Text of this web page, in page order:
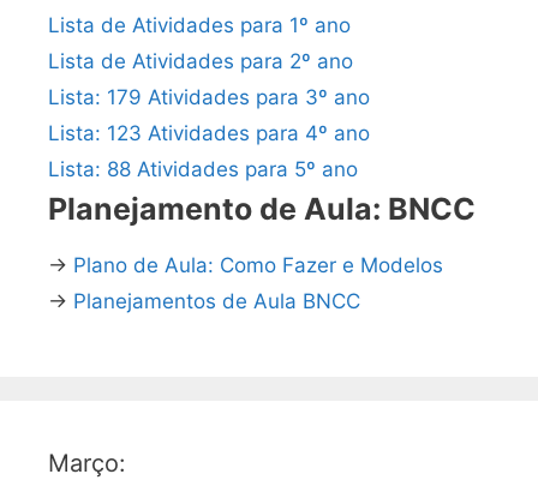
Lista de Atividades para 1º ano
Lista de Atividades para 2º ano
Lista: 179 Atividades para 3º ano
Lista: 123 Atividades para 4º ano
Lista: 88 Atividades para 5º ano
Planejamento de Aula: BNCC
→ Plano de Aula: Como Fazer e Modelos
→ Planejamentos de Aula BNCC
Março: